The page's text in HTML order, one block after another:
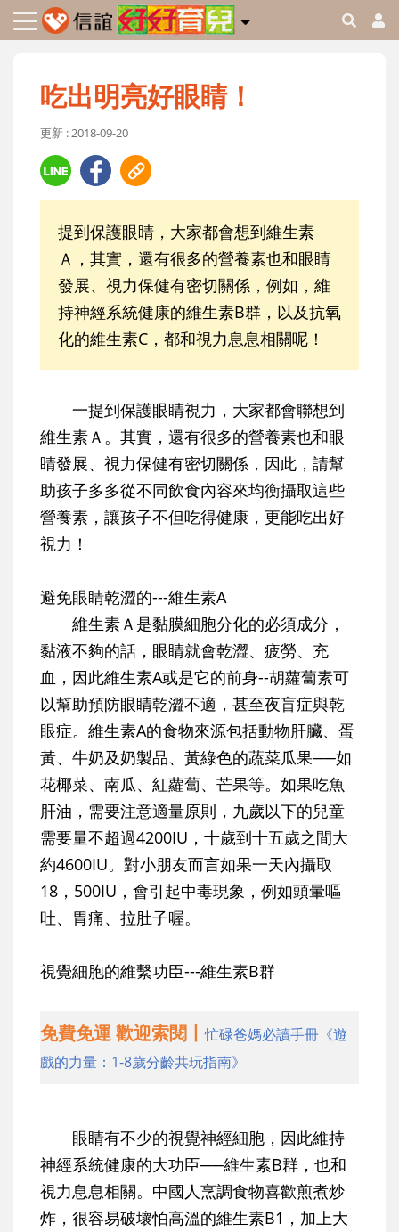
吃出明亮好眼睛！
更新 : 2018-09-20
提到保護眼睛，大家都會想到維生素
Ａ，其實，還有很多的營養素也和眼睛
發展、視力保健有密切關係，例如，維
持神經系統健康的維生素B群，以及抗氧
化的維生素C，都和視力息息相關呢！
一提到保護眼睛視力，大家都會聯想到
維生素Ａ。其實，還有很多的營養素也和眼
睛發展、視力保健有密切關係，因此，請幫
助孩子多多從不同飲食內容來均衡攝取這些
營養素，讓孩子不但吃得健康，更能吃出好
視力！
避免眼睛乾澀的---維生素A
維生素Ａ是黏膜細胞分化的必須成分，
黏液不夠的話，眼睛就會乾澀、疲勞、充
血，因此維生素A或是它的前身--胡蘿蔔素可
以幫助預防眼睛乾澀不適，甚至夜盲症與乾
眼症。維生素A的食物來源包括動物肝臟、蛋
黃、牛奶及奶製品、黃綠色的蔬菜瓜果──如
花椰菜、南瓜、紅蘿蔔、芒果等。如果吃魚
肝油，需要注意適量原則，九歲以下的兒童
需要量不超過4200IU，十歲到十五歲之間大
約4600IU。對小朋友而言如果一天內攝取
18，500IU，會引起中毒現象，例如頭暈嘔
吐、胃痛、拉肚子喔。
視覺細胞的維繫功臣---維生素B群
免費免運 歡迎索閱丨忙碌爸媽必讀手冊《遊
戲的力量：1-8歲分齡共玩指南》
眼睛有不少的視覺神經細胞，因此維持
神經系統健康的大功臣──維生素B群，也和
視力息息相關。中國人烹調食物喜歡煎煮炒
炸，很容易破壞怕高溫的維生素B1，加上大